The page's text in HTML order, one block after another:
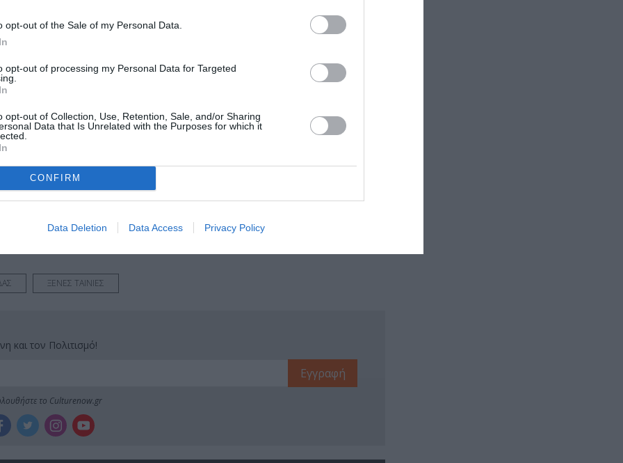
opt-out of the Sale of my Personal Data.
opt-out of processing my Personal Data for Targeted
opt-out of Collection, Use, Retention, Sale, and/or Sharing
Data that Is Unrelated with the Purposes for which it
CONFIRM
Data Deletion Data Access Privacy Policy
Heart
πρώτοι όλες τις ειδήσεις
στοCulturenow.gr
ΞΕΝΕΣ ΤΑΙΝΙΕΣ
και τον Πολιτισμό!
το Culturenow.gr